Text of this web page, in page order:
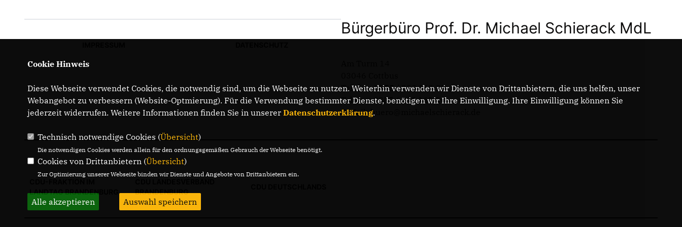
Bürgerbüro Prof. Dr. Michael Schierack MdL
Telefon: 0355 / 289 162 38
Telefax: 0355 / 289 162 39
E-Mail: buero@michaelschierack.de
LANDTAG BRANDENBURG
BRANDENBURG
Cookie Hinweis
Diese Webseite verwendet Cookies, die notwendig sind, um die Webseite zu nutzen. Weiterhin verwenden wir Dienste von Drittanbietern, die uns helfen, unser
Webangebot zu verbessern (Website-Optmierung). Für die Verwendung bestimmter Dienste, benötigen wir Ihre Einwilligung. Ihre Einwilligung können Sie
jederzeit widerrufen. Weitere Informationen finden Sie in unserer Datenschutzerklärung.
Technisch notwendige Cookies (Übersicht)
Die notwendigen Cookies werden allein für den ordnungsgemäßen Gebrauch der Webseite benötigt.
Cookies von Drittanbietern (Übersicht)
Zur Optimierung unserer Webseite binden wir Dienste und Angebote von Drittanbietern ein.
Alle akzeptieren Auswahl speichern